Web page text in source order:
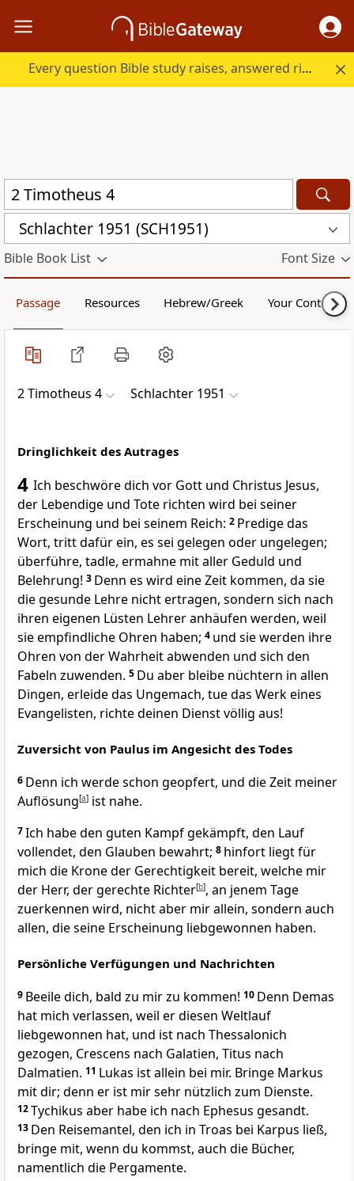
Every question Bible study raises, answered right here.
Schlachter 1951 (SCH1951)
Bible Book List Font Size
Passage Resources Hebrew/Greek Your Content
2 Timotheus 4 Schlachter 1951
Dringlichkeit des Autrages
4 Ich beschwöre dich vor Gott und Christus Jesus,
der Lebendige und Tote richten wird bei seiner
Erscheinung und bei seinem Reich: 2 Predige das
Wort, tritt dafür ein, es sei gelegen oder ungelegen;
überführe, tadle, ermahne mit aller Geduld und
Belehrung! 3 Denn es wird eine Zeit kommen, da sie
die gesunde Lehre nicht ertragen, sondern sich nach
ihren eigenen Lüsten Lehrer anhäufen werden, weil
sie empfindliche Ohren haben; 4 und sie werden ihre
Ohren von der Wahrheit abwenden und sich den
Fabeln zuwenden. 5 Du aber bleibe nüchtern in allen
Dingen, erleide das Ungemach, tue das Werk eines
Evangelisten, richte deinen Dienst völlig aus!
Zuversicht von Paulus im Angesicht des Todes
6 Denn ich werde schon geopfert, und die Zeit meiner
Auflösung[a] ist nahe.
7Ich habe den guten Kampf gekämpft, den Lauf
vollendet, den Glauben bewahrt; 8 hinfort liegt für
mich die Krone der Gerechtigkeit bereit, welche mir
der Herr, der gerechte Richter[b], an jenem Tage
zuerkennen wird, nicht aber mir allein, sondern auch
allen, die seine Erscheinung liebgewonnen haben.
Persönliche Verfügungen und Nachrichten
9 Beeile dich, bald zu mir zu kommen! 10 Denn Demas
hat mich verlassen, weil er diesen Weltlauf
liebgewonnen hat, und ist nach Thessalonich
gezogen, Crescens nach Galatien, Titus nach
Dalmatien. 11 Lukas ist allein bei mir. Bringe Markus
mit dir; denn er ist mir sehr nützlich zum Dienste.
12Tychikus aber habe ich nach Ephesus gesandt.
13 Den Reisemantel, den ich in Troas bei Karpus ließ,
bringe mit, wenn du kommst, auch die Bücher,
namentlich die Pergamente.